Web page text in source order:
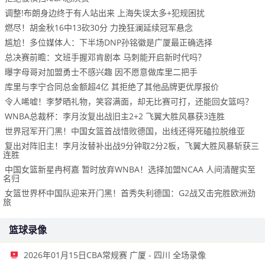
调整!布朗身边终于有人站出来 上海失误太多+犯规困扰
燃尽！胡金秋16中13砍30分 力挽狂澜延续冠军悬念
尴尬！多位媒体人：下半场DNP孙铭徽是广厦最正确选择
总决赛前瞻：文班手握邓肯剧本 马刺能开启新时代吗？
曝字母哥对加盟勇士不感兴趣 因不愿意做库里二把手
库里与李宁合同总金额超4亿 其拒绝了其他品牌更优厚报价
令人唏嘘！李梦晒礼物，笑容满面，却无比赛可打，还能回女篮吗？
WNBA总裁杯：李月汝复出战旧主2+2 飞翼大胜风暴获3连胜
世界冠军开门黑！中国女篮首战惜败德国，出线还得死磕拉脱维亚
复出对阵旧主！李月汝替补出战9分钟取2分2板，飞翼大胜风暴斩获三
连胜
中国女篮新星冉柯嘉 暂时放弃WNBA！选择加盟NCAA 人间清醒实至
名归
女篮世界杯中国队迎来开门黑！首秀失利德国：G2战又击完胜欧洲劲
旅
篮球录像
2026年01月15日CBA常规赛 广厦 - 四川 全场录像